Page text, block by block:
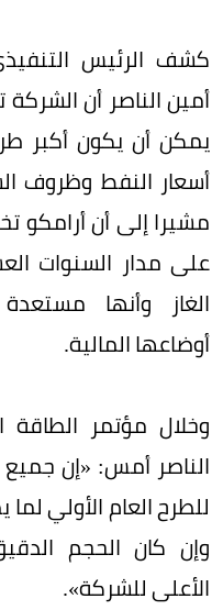
كشف الرئيس
يمكن أن يكون أكبر
أسعار النفط وظروف
على مدار السنوات
الغاز وأنها
أوضاعها المالية.
وخلال مؤتمر
الناصر أمس: «إن
وإن كان الحجم
الأعلى للشركة».